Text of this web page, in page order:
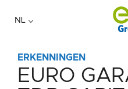
NL
ERKENNINGEN
Euro
EURO